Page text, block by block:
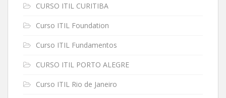
CURSO ITIL CURITIBA
Curso ITIL Foundation
Curso ITIL Fundamentos
CURSO ITIL PORTO ALEGRE
Curso ITIL Rio de Janeiro